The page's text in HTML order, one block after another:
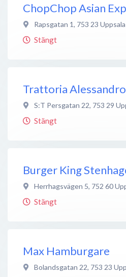
ChopChop Asian
Rapsgatan 1, 753 23 Uppsala
Stängt
Trattoria Alessandro
S:T Persgatan 22, 753 29
Stängt
Burger King
Herrhagsvägen 5, 752 60
Stängt
Max Hamburgare
Bolandsgatan 22, 753 23